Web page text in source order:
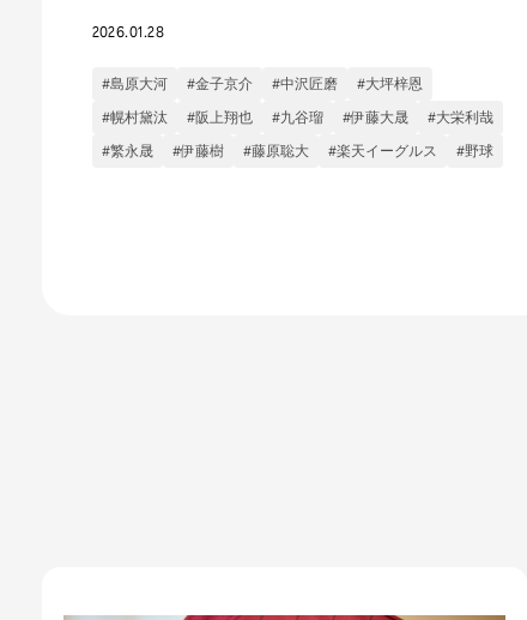
2026.01.28
#島原大河 #金子京介 #中沢匠磨
#大坪梓恩
#幌村黛汰
#阪上翔也 #九谷瑠 #伊藤大晟
#大栄利哉
#繁永晟
#伊藤樹 #藤原聡大 #楽天イーグルス #野球